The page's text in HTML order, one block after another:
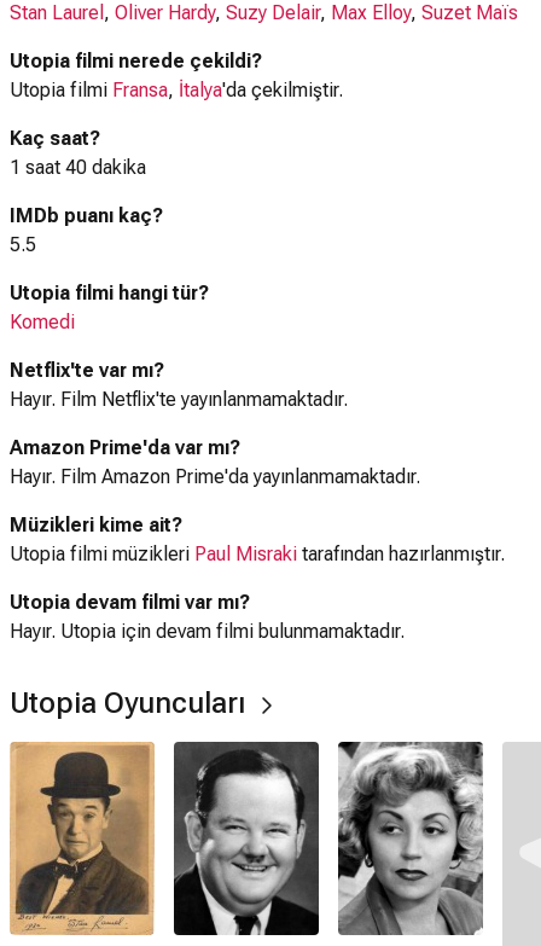
Stan Laurel , Oliver Hardy, Suzy Delair, Max Elloy, Suzet Maïs
Utopia filmi nerede çekildi?
Utopia filmi Fransa, İtalya'da çekilmiştir.
Kaç saat?
1 saat 40 dakika
IMDb puanı kaç?
5.5
Utopia filmi hangi tür?
Komedi
Netflix'te var mı?
Hayır. Film Netflix'te yayınlanmamaktadır.
Amazon Prime'da var mı?
Hayır. Film Amazon Prime'da yayınlanmamaktadır.
Müzikleri kime ait?
Utopia filmi müzikleri Paul Misraki tarafından hazırlanmıştır.
Utopia devam filmi var mı?
Hayır. Utopia için devam filmi bulunmamaktadır.
Utopia Oyuncuları